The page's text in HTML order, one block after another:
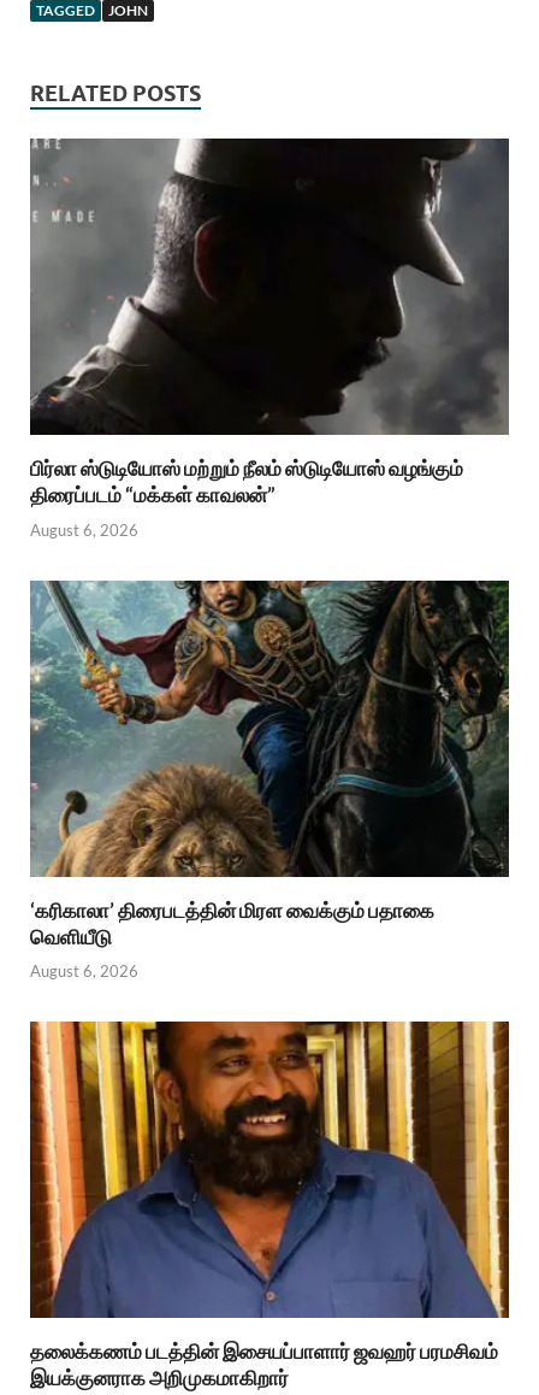
TAGGED JOHN
RELATED POSTS
பிர்லா ஸ்டுடியோஸ் மற்றும் நீலம் ஸ்டுடியோஸ் வழங்கும்
திரைப்படம் “மக்கள் காவலன்”
August 6, 2026
‘கரிகாலா’ திரைபடத்தின் மிரள வைக்கும் பதாகை
வெளியீடு
August 6, 2026
தலைக்கணம் படத்தின் இசையப்பாளார் ஜவஹர் பரமசிவம்
இயக்குனராக அறிமுகமாகிறார்